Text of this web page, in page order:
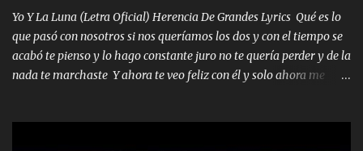
quiero que sea nunca con otra yo quiero llevarte a la Luna y si
quieres en ese momento te pido que seas mi esposa Chingada
madre no quiero dejar de tenerte no ayuda la p'uta loquera y al
chile quisiera ser menos de ti dependiente la pinche tristeza me
encierra princesa tu sabes que nunca saldras de mi mente Ella era
Yo Y La Luna (Letra Oficial) Herencia De Grandes Lyrics Qué es lo
que pasó con nosotros si nos queríamos los dos y con el tiempo se
acabó te pienso y lo hago constante juro no te quería perder y de la
nada te marchaste Y ahora te veo feliz con él y solo ahora me